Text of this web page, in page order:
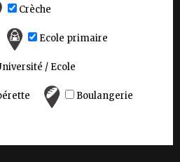
Crèche
Ecole primaire
/ Ecole
Boulangerie